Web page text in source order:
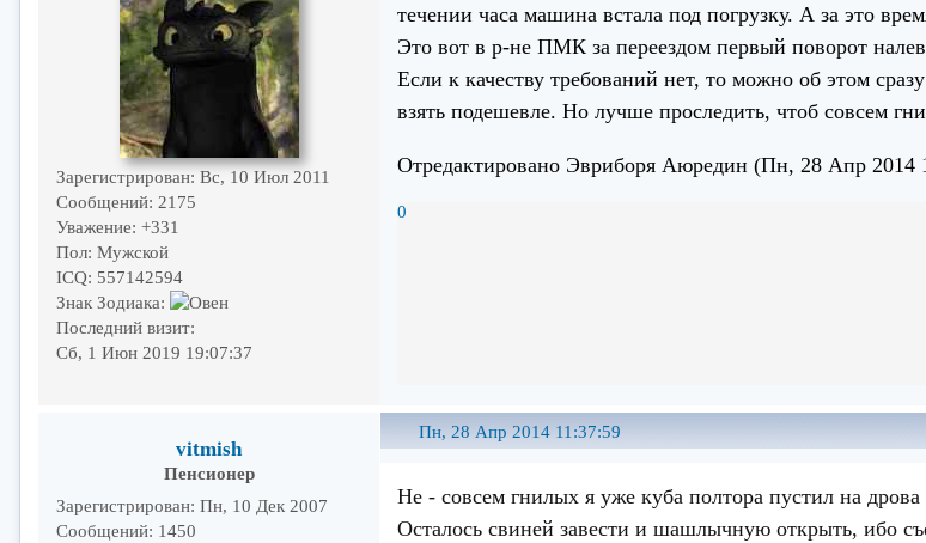
Зарегистрирован: Вс, 10 Июл 2011
Сообщений: 2175
Уважение: +331
Пол: Мужской
ICQ: 557142594
Знак Зодиака:
Последний визит:
Сб, 1 Июн 2019 19:07:37
течении часа машина встала под погрузку. А за это
Это вот в р-не ПМК за переездом первый поворот
Если к качеству требований нет, то можно об этом
взять подешевле. Но лучше проследить, чтоб совсем
Отредактировано Эвриборя Аюредин (Пн, 28 Апр 2014
0
Пн, 28 Апр 2014 11:37:59
vitmish
Пенсионер
Зарегистрирован: Пн, 10 Дек 2007
Сообщений: 1450
Не - совсем гнилых я уже куба полтора пустил на
Осталось свиней завести и шашлычную открыть, ибо